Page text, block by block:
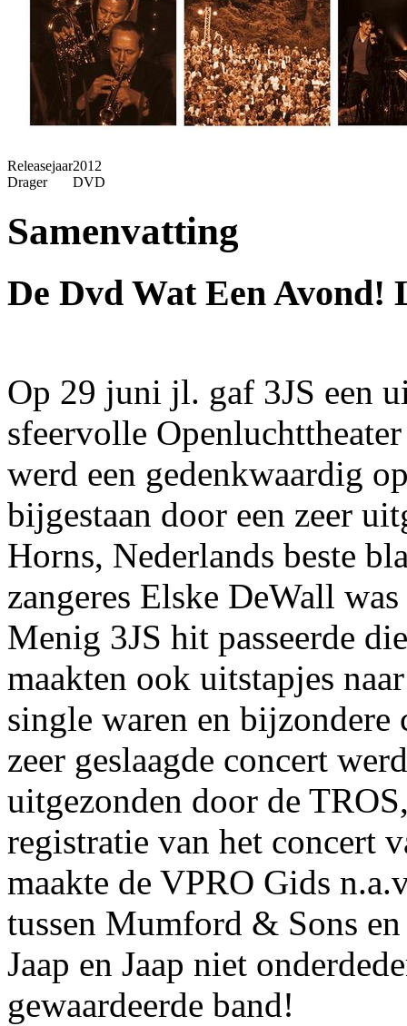
Releasejaar2012
Drager
DVD
Samenvatting
De Dvd Wat Een Avond!
Op 29 juni jl. gaf 3JS een
sfeervolle
werd een gedenkwaardig
bijgestaan door een zeer
Horns, Nederlands beste
zangeres Elske DeWall
Menig 3JS hit passeerde
maakten ook uitstapjes
single waren en
zeer geslaagde concert
uitgezonden door de
registratie van het concert
maakte de VPRO Gids
tussen Mumford & Sons
Jaap en Jaap niet
gewaardeerde band!